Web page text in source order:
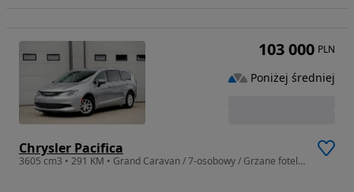
Chrysler Pacifica
3605 cm3 • 291 KM • Grand Caravan / 7-osobowy / Grzane fotele / Tempomat / Faktura Vat 23%
103 000 PLN
Poniżej średniej